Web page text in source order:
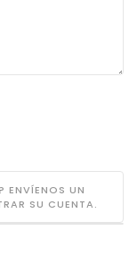
ENVÍENOS UN
SU CUENTA.